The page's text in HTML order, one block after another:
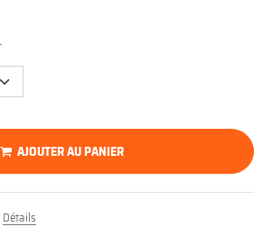
AJOUTER AU PANIER
Détails